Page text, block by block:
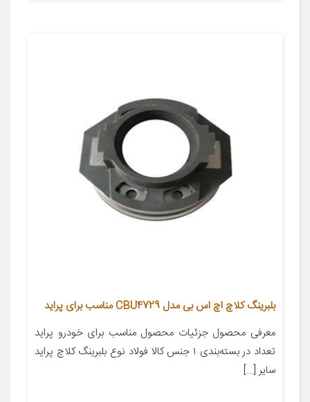
بلبرینگ کلاچ اچ اس بی مدل CBU4729 مناسب برای پراید
معرفی محصول جزئیات محصول مناسب برای خودرو پراید
تعداد در بسته‌بندی ۱ جنس کالا فولاد نوع بلبرینگ کلاچ پراید
سایر […]